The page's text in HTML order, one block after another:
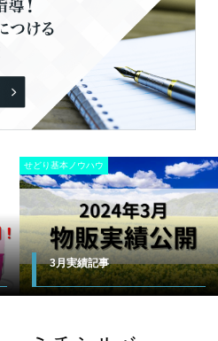
せどり基本ノウハウ
1月実績記事